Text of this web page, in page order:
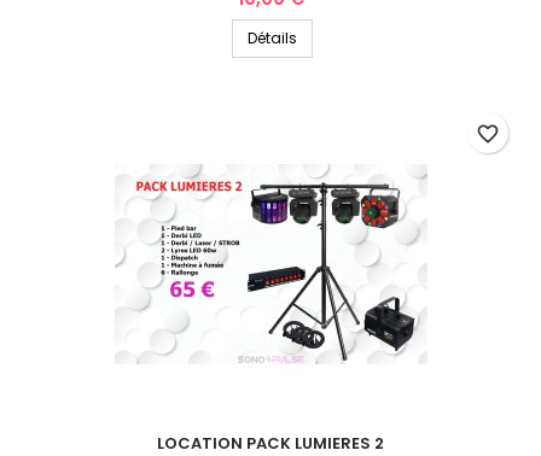
Détails
LOCATION PACK LUMIERES 2
favorite_border